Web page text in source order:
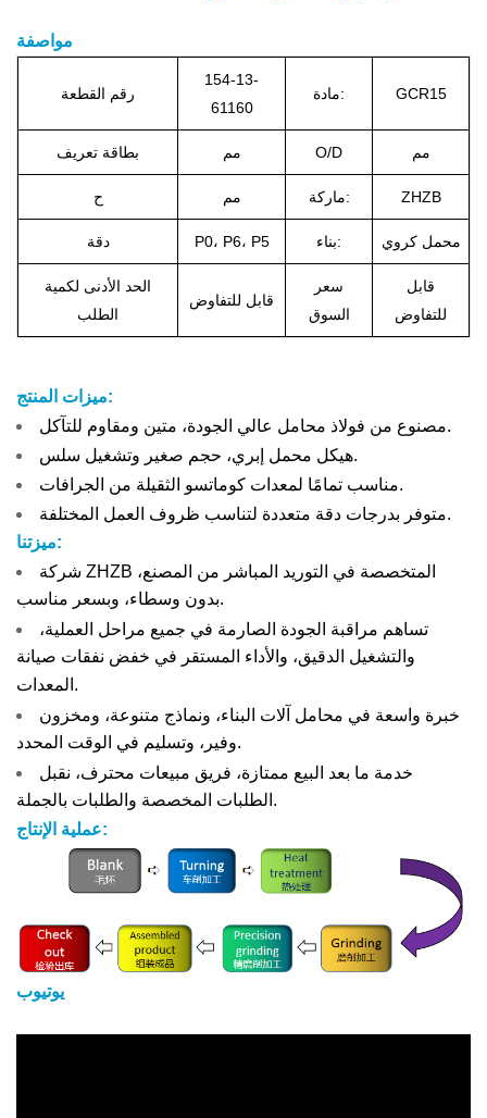
مواصفة
رقم القطعة
154-13-
61160
مادة: GCR15
بطاقة تعريف مم O/D مم
ح مم ماركة: ZHZB
دقة P0، P6، P5 بناء: محمل كروي
الحد الأدنى لكمية
الطلب
قابل للتفاوض
سعر
السوق
قابل
للتفاوض
ميزات المنتج:
مصنوع من فولاذ محامل عالي الجودة، متين ومقاوم للتآكل.
هيكل محمل إبري، حجم صغير وتشغيل سلس.
مناسب تمامًا لمعدات كوماتسو الثقيلة من الجرافات.
متوفر بدرجات دقة متعددة لتناسب ظروف العمل المختلفة.
ميزتنا:
شركة ZHZB المتخصصة في التوريد المباشر من المصنع،
بدون وسطاء، وبسعر مناسب.
تساهم مراقبة الجودة الصارمة في جميع مراحل العملية،
والتشغيل الدقيق، والأداء المستقر في خفض نفقات صيانة
المعدات.
خبرة واسعة في محامل آلات البناء، ونماذج متنوعة، ومخزون
وفير، وتسليم في الوقت المحدد.
خدمة ما بعد البيع ممتازة، فريق مبيعات محترف، نقبل
الطلبات المخصصة والطلبات بالجملة.
عملية الإنتاج:
يوتيوب